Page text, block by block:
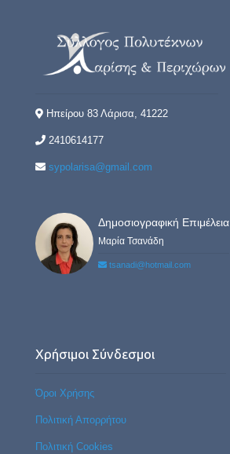
Ηπείρου 83 Λάρισα, 41222
2410614177
sypolarisa@gmail.com
Δημοσιογραφική Επιμέλεια
Μαρία Τσανάδη
tsanadi@hotmail.com
Χρήσιμοι Σύνδεσμοι
Όροι Χρήσης
Πολιτική Απορρήτου
Πολιτική Cookies